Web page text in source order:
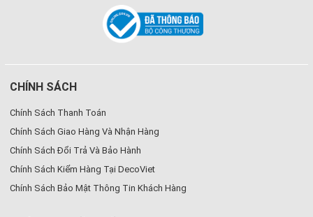
CHÍNH SÁCH
Chính Sách Thanh Toán
Chính Sách Giao Hàng Và Nhận Hàng
Chính Sách Đổi Trả Và Bảo Hành
Chính Sách Kiểm Hàng Tại DecoViet
Chính Sách Bảo Mật Thông Tin Khách Hàng